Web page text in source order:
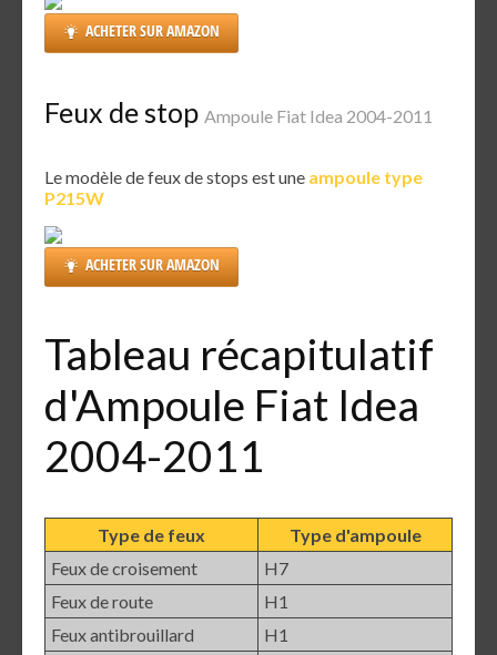
ACHETER SUR AMAZON
Feux de stop Ampoule Fiat Idea 2004-2011
Le modèle de feux de stops est une ampoule type
P215W
ACHETER SUR AMAZON
Tableau récapitulatif
d'Ampoule Fiat Idea
2004-2011
Type de feux
Type d'ampoule
Feux de croisement
H7
Feux de route
H1
Feux antibrouillard
H1